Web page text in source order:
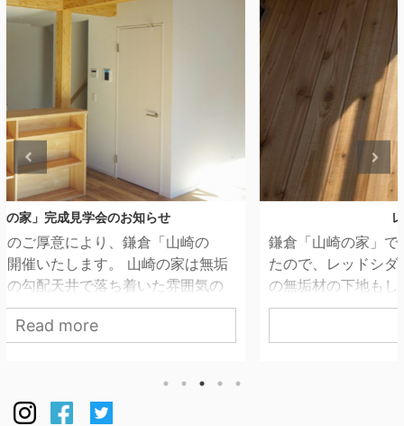
レッドシダーの外壁
鎌倉「山崎の家」では、見切り金物と軒天が仕上がっ
たので、レッドシダーの外壁工事に入りました。 外壁
の無垢材の下地もしっかりと通気胴縁で壁内部の湿気
の逃げ道を確保しているのですが、「山崎の家」は扉
や金物などとの納まりの関係上、流通している通気胴
より掘り込みにした方がいいだろうと大工さんたちが